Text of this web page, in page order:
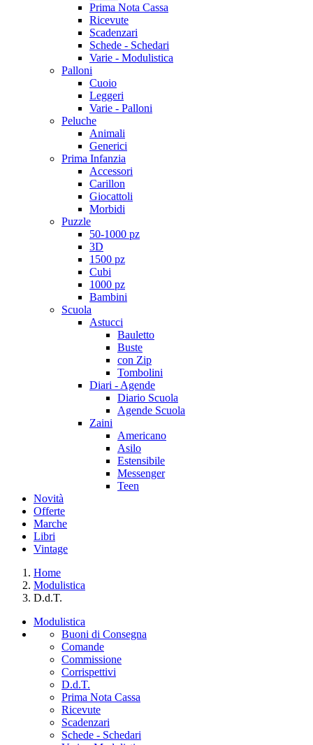
Prima Nota Cassa
Ricevute
Scadenzari
Schede - Schedari
Varie - Modulistica
Palloni
Cuoio
Leggeri
Varie - Palloni
Peluche
Animali
Generici
Prima Infanzia
Accessori
Carillon
Giocattoli
Morbidi
Puzzle
50-1000 pz
3D
1500 pz
Cubi
1000 pz
Bambini
Scuola
Astucci
Bauletto
Buste
con Zip
Tombolini
Diari - Agende
Diario Scuola
Agende Scuola
Zaini
Americano
Asilo
Estensibile
Messenger
Teen
Novità
Offerte
Marche
Libri
Vintage
Home
Modulistica
D.d.T.
Modulistica
Buoni di Consegna
Comande
Commissione
Corrispettivi
D.d.T.
Prima Nota Cassa
Ricevute
Scadenzari
Schede - Schedari